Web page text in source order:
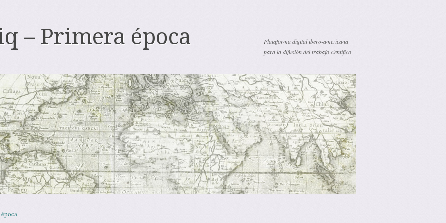
– Primera época
Plataforma digital ibero-americana
para la difusión del trabajo científico